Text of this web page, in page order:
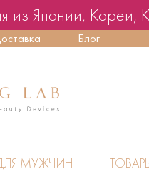
из Японии, Кореи,
Блог
МУЖЧИН